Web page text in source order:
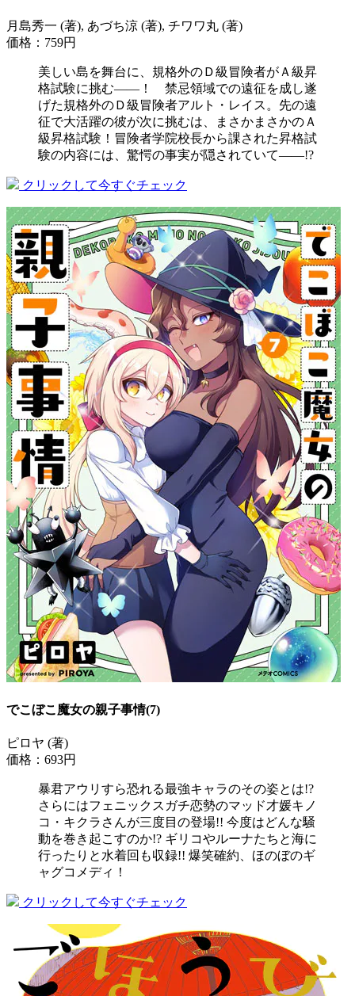
月島秀一 (著), あづち涼 (著), チワワ丸 (著)
価格：759円
美しい島を舞台に、規格外のＤ級冒険者がＡ級昇
格試験に挑む――！ 禁忌領域での遠征を成し遂
げた規格外のＤ級冒険者アルト・レイス。先の遠
征で大活躍の彼が次に挑むは、まさかまさかのＡ
級昇格試験！冒険者学院校長から課された昇格試
験の内容には、驚愕の事実が隠されていて――!?
クリックして今すぐチェック
でこぼこ魔女の親子事情(7)
ピロヤ (著)
価格：693円
暴君アウリすら恐れる最強キャラのその姿とは!?
さらにはフェニックスガチ恋勢のマッド才媛キノ
コ・キクラさんが三度目の登場!! 今度はどんな騒
動を巻き起こすのか!? ギリコやルーナたちと海に
行ったりと水着回も収録!! 爆笑確約、ほのぼのギ
ャグコメディ！
クリックして今すぐチェック